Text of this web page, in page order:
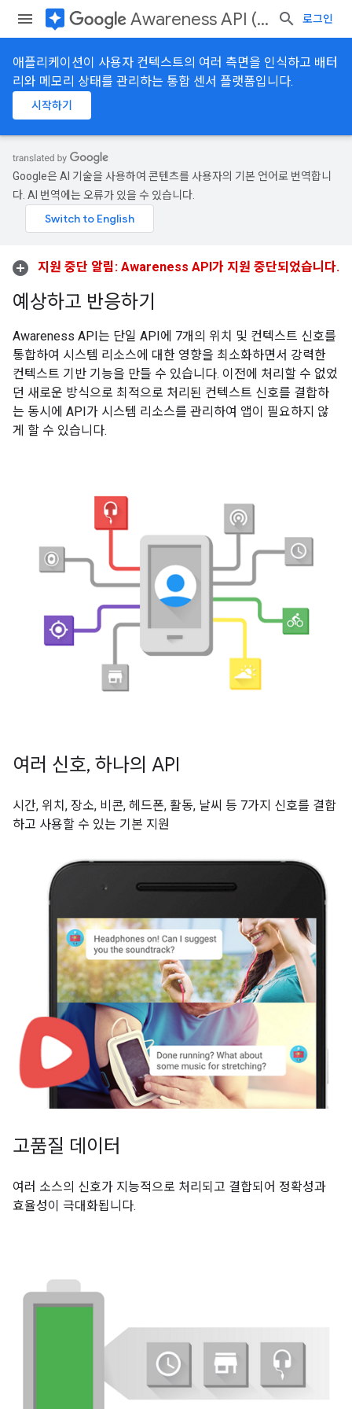
assistant Awareness API (Deprecated) 로그인
애플리케이션이 사용자 컨텍스트의 여러 측면을 인식하고 배터
리와 메모리 상태를 관리하는 통합 센서 플랫폼입니다.
시작하기
Google은 AI 기술을 사용하여 콘텐츠를 사용자의 기본 언어로 번역합니
다. AI 번역에는 오류가 있을 수 있습니다.
지원 중단 알림: Awareness API가 지원 중단되었습니다.
예상하고 반응하기
Awareness API는 단일 API에 7개의 위치 및 컨텍스트 신호를
통합하여 시스템 리소스에 대한 영향을 최소화하면서 강력한
컨텍스트 기반 기능을 만들 수 있습니다. 이전에 처리할 수 없었
던 새로운 방식으로 최적으로 처리된 컨텍스트 신호를 결합하
는 동시에 API가 시스템 리소스를 관리하여 앱이 필요하지 않
게 할 수 있습니다.
여러 신호, 하나의 API
시간, 위치, 장소, 비콘, 헤드폰, 활동, 날씨 등 7가지 신호를 결합
하고 사용할 수 있는 기본 지원
고품질 데이터
여러 소스의 신호가 지능적으로 처리되고 결합되어 정확성과
효율성이 극대화됩니다.